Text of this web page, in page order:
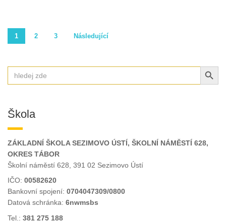
Stránkování
příspěvků
1 2 3 Následující
Search
for:
SEARCH
Škola
ZÁKLADNÍ ŠKOLA SEZIMOVO ÚSTÍ, ŠKOLNÍ NÁMĚSTÍ 628,
OKRES TÁBOR
Školní náměstí 628, 391 02 Sezimovo Ústí
IČO: 00582620
Bankovní spojení: 0704047309/0800
Datová schránka: 6nwmsbs
Tel.: 381 275 188